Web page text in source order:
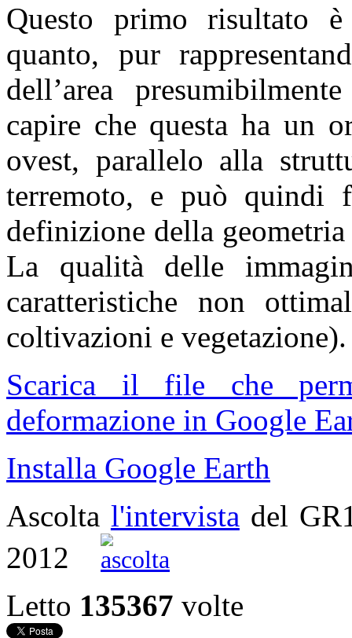
Questo primo risultato è
quanto, pur
dell’area
capire che questa ha un
ovest, parallelo alla
terremoto, e può quindi
definizione della
La qualità delle
caratteristiche non
coltivazioni e vegetazione).
Scarica il file che
deformazione in Google
Installa Google Earth
Ascolta l'intervista del
2012
Letto 135367 volte